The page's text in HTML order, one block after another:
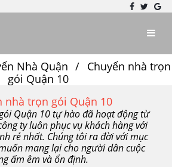
Nhà Quận
Chuyển nhà trọn
gói Quận 10
nhà trọn gói Quận 10
Quận 10 tự hào đã hoạt động từ
ty luôn phục vụ khách hàng với
rẻ nhất. Chúng tôi ra đời với mục
mang lại cho người dân cuộc
ấm êm và ổn định.